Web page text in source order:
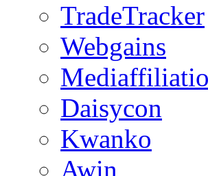
TradeTracker
Webgains
Daisycon
Kwanko
Awin